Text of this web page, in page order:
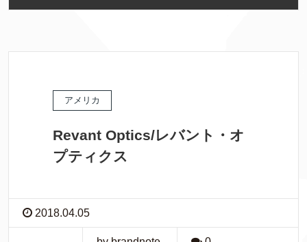
アメリカ
Revant Optics/レバント・オ
プティクス
2018.04.05